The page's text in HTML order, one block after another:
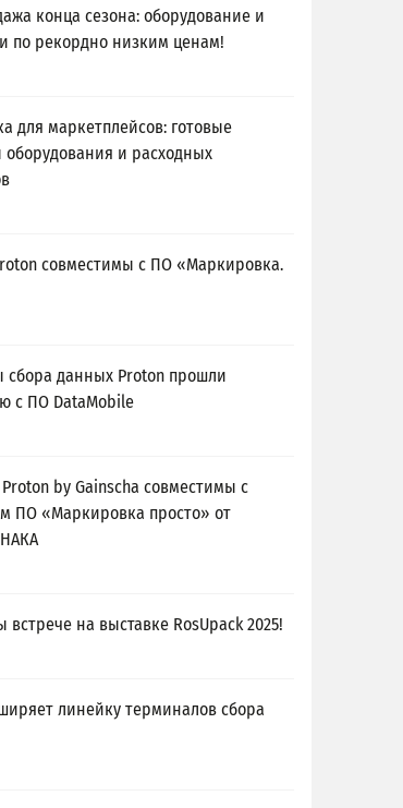
конца сезона: оборудование и
по рекордно низким ценам!
для маркетплейсов: готовые
оборудования и расходных
совместимы с ПО «Маркировка.
сбора данных Proton прошли
с ПО DataMobile
by Gainscha совместимы с
ПО «Маркировка просто» от
встрече на выставке RosUpack 2025!
линейку терминалов сбора